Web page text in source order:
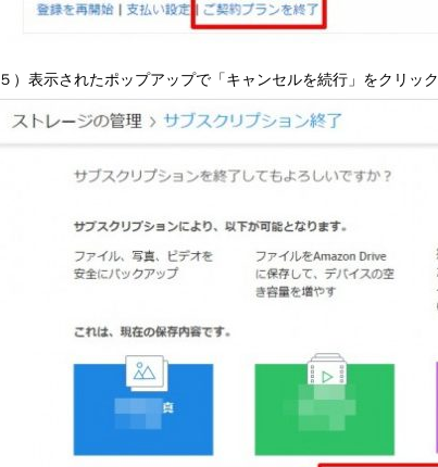
５）表示されたポップアップで「キャンセルを続行」をクリック